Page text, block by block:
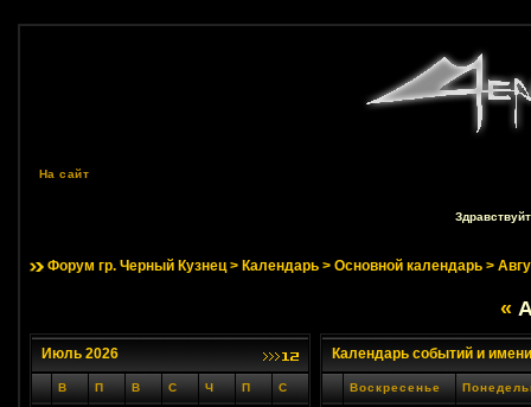
На сайт
Форум гр. Черный Кузнец> Календарь> Основной календарь>
«
Июль 2026
В П В С Ч П С
Календарь событий и
Воскресенье